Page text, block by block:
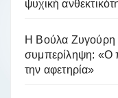
ψυχική
Η Βούλα Ζυγούρη
συμπερίληψη: «Ο
την αφετηρία»